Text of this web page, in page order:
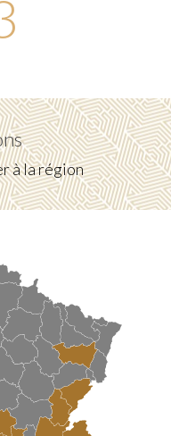
à la région